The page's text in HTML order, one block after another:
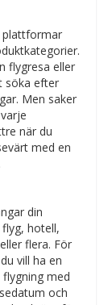
plattformar
flygresa eller
söka efter
Men saker
när du
med en
din
hotell,
flera. För
vill ha en
med
och